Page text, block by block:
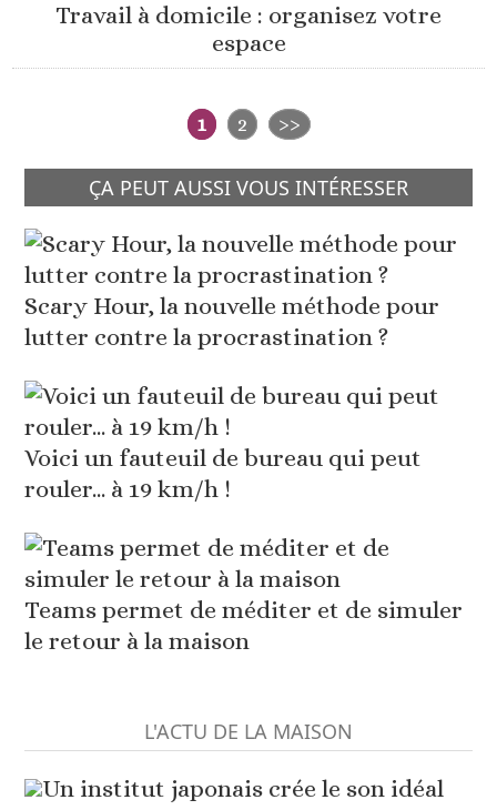
Travail à domicile : organisez votre
espace
1 2 >>
ÇA PEUT AUSSI VOUS INTÉRESSER
Scary Hour, la nouvelle méthode pour
lutter contre la procrastination ?
Voici un fauteuil de bureau qui peut
rouler... à 19 km/h !
Teams permet de méditer et de simuler
le retour à la maison
L'ACTU DE LA MAISON
Un institut japonais crée le son idéal